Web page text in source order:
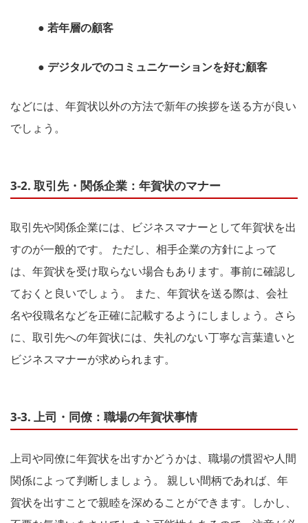
● 若年層の顧客
● デジタルでのコミュニケーションを好む顧客
などには、年賀状以外の方法で新年の挨拶を送る方が良い
でしょう。
3-2. 取引先・関係企業：年賀状のマナー
取引先や関係企業には、ビジネスマナーとして年賀状を出
すのが一般的です。 ただし、相手企業の方針によって
は、年賀状を受け取らない場合もあります。事前に確認し
ておくと良いでしょう。 また、年賀状を送る際は、会社
名や役職名などを正確に記載するようにしましょう。さら
に、取引先への年賀状には、失礼のない丁寧な言葉遣いと
ビジネスマナーが求められます。
3-3. 上司・同僚：職場の年賀状事情
上司や同僚に年賀状を出すかどうかは、職場の慣習や人間
関係によって判断しましょう。 親しい間柄であれば、年
賀状を出すことで親睦を深めることができます。しかし、